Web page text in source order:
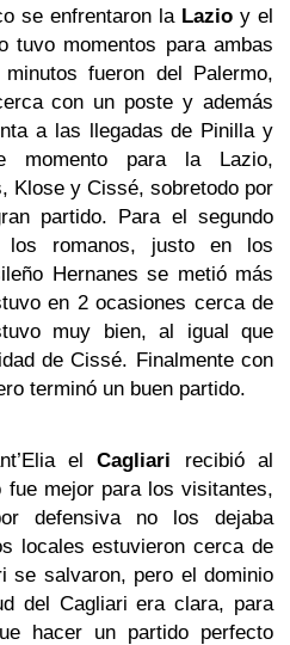
se enfrentaron laLazio y el
tuvo momentos para ambas
fueron del Palermo,
con un poste y además
a las llegadas de Pinilla y
momento para la Lazio,
Klose y Cissé, sobretodo por
partido. Para el segundo
romanos, justo en los
Hernanes se metió más
en 2 ocasiones cerca de
muy bien, al igual que
de Cissé. Finalmente con
terminó un buen partido.
elCagliari recibió al
fue mejor para los visitantes,
defensiva no los dejaba
locales estuvieron cerca de
se salvaron, pero el dominio
del Cagliari era clara, para
hacer un partido perfecto